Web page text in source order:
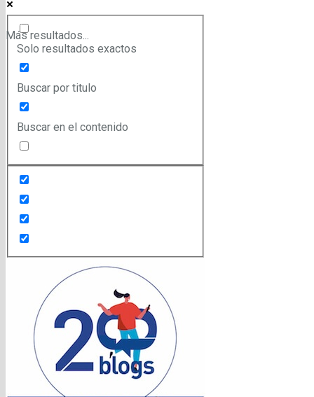
Más resultados...
Solo resultados exactos
Buscar por titulo
Buscar en el contenido